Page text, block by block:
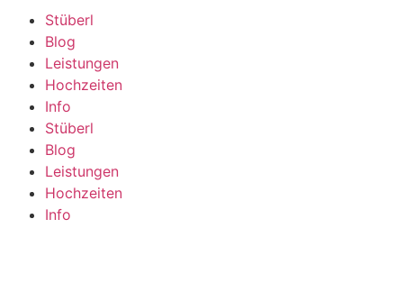
Stüberl
Blog
Leistungen
Hochzeiten
Info
Stüberl
Blog
Leistungen
Hochzeiten
Info